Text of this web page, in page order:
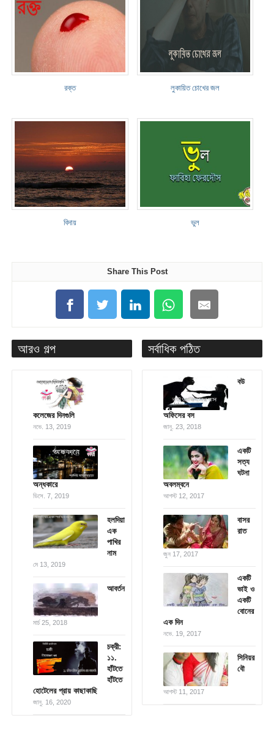
রক্ত লুকায়িত চোখের জল
বিদায় ভুল
Share This Post
আরও গল্প
কলেজের দিনগুলি
নভে. 13, 2019
অন্ধকারে
ডিসে. 7, 2019
হলদিয়া
এক
পাখির
নাম
মে 13, 2019
আবর্তন
মার্চ 25, 2018
চক্রী:
১১.
হাঁটতে
হাঁটতে
হোটেলের প্রায় কাছাকাছি
জানু. 16, 2020
সর্বাধিক পঠিত
বউ
অফিসের বস
জানু. 23, 2018
একটি
সত্য
ঘটনা
অবলম্বনে
আগস্ট 12, 2017
বাসর
রাত
জুন 17, 2017
একটি
ভাই ও
একটি
বোনের
এক দিন
নভে. 19, 2017
সিনিয়র
বৌ
আগস্ট 11, 2017